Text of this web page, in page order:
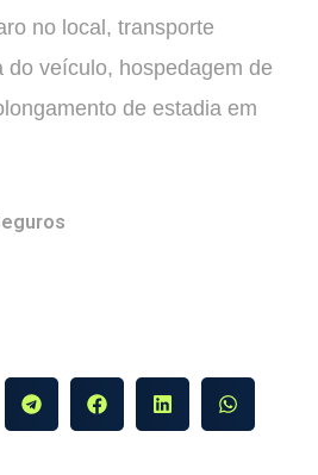
no local, transporte
do veículo, hospedagem de
de estadia em